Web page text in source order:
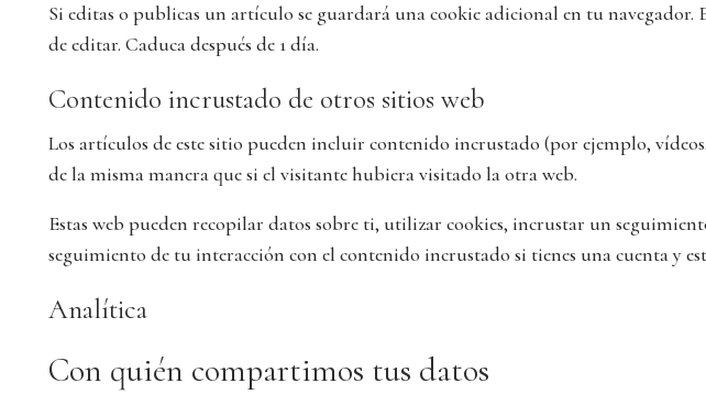
Si editas o publicas un artículo se guardará una cookie adicional en tu
de editar. Caduca después de 1 día.
Contenido incrustado de otros sitios web
Los artículos de este sitio pueden incluir contenido incrustado (por ejemplo,
de la misma manera que si el visitante hubiera visitado la otra web.
Estas web pueden recopilar datos sobre ti, utilizar cookies, incrustar un
seguimiento de tu interacción con el contenido incrustado si tienes una cuenta y
Analítica
Con quién compartimos tus datos